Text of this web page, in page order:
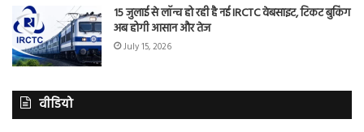
15 जुलाई से लॉन्च हो रही है नई IRCTC वेबसाइट, टिकट बुकिंग
अब होगी आसान और तेज
July 15, 2026
वीडियो